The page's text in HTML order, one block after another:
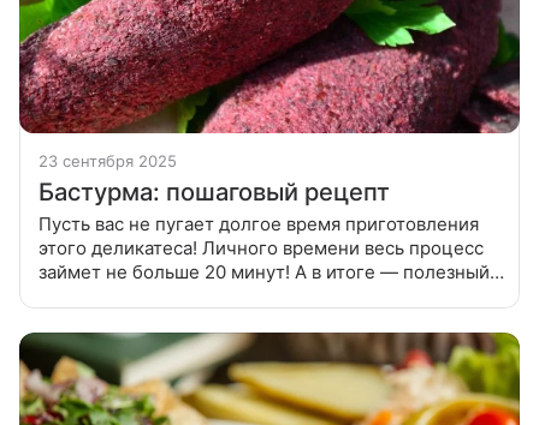
23 сентября 2025
Бастурма: пошаговый рецепт
Пусть вас не пугает долгое время приготовления
этого деликатеса! Личного времени весь процесс
займет не больше 20 минут! А в итоге — полезный и